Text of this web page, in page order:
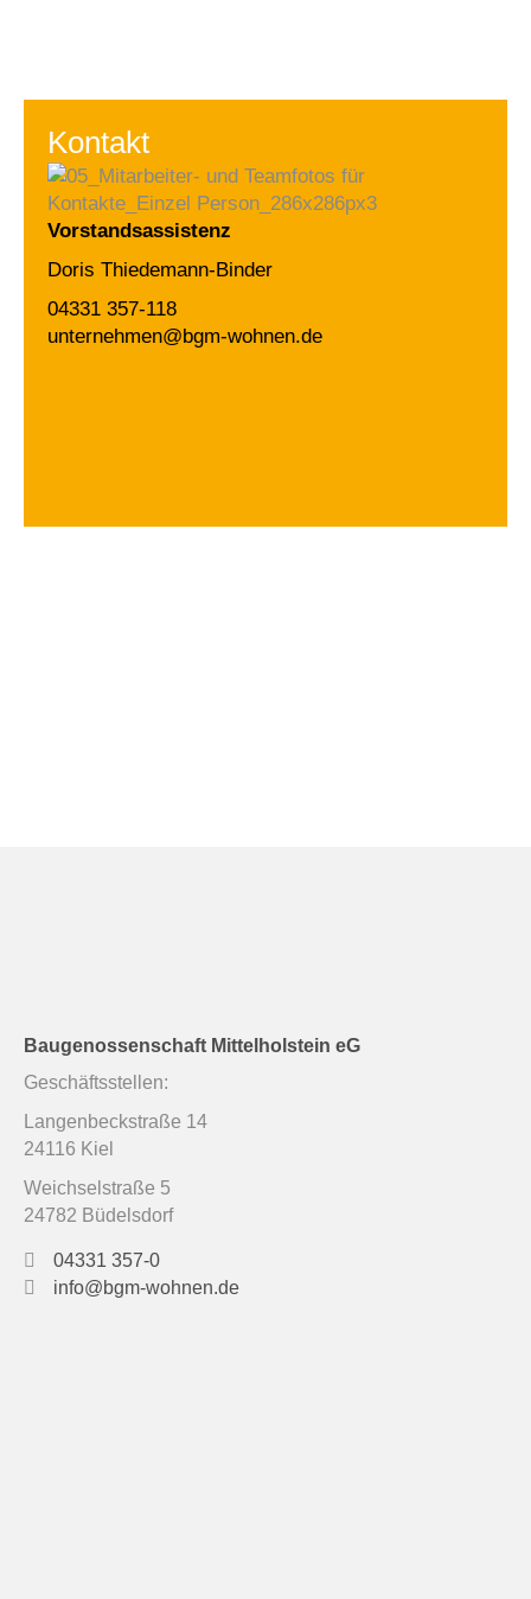
Kontakt
Vorstandsassistenz
Doris Thiedemann-Binder
04331 357-118
unternehmen@bgm-wohnen.de
Baugenossenschaft Mittelholstein eG
Geschäftsstellen:
Langenbeckstraße 14
24116 Kiel
Weichselstraße 5
24782 Büdelsdorf
04331 357-0
info@bgm-wohnen.de